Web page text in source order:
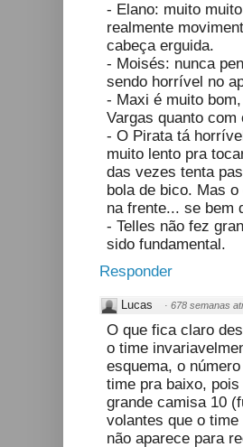
- Elano: muito
realmente
cabeça erguida.
- Moisés: nunca
sendo horrível no
- Maxi é muito
Vargas quanto com
- O Pirata tá
muito lento pra
das vezes tenta
bola de bico. Mas
na frente... se bem
- Telles não fez
sido fundamental.
Responder
Lucas · 678 semanas
O que fica claro
o time
esquema, o
time pra baixo,
grande camisa 10
volantes que o
não aparece para